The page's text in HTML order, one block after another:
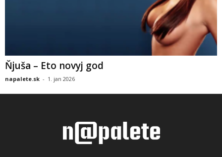
Ňjuša – Eto novyj god
napalete.sk - 1. jan 2026